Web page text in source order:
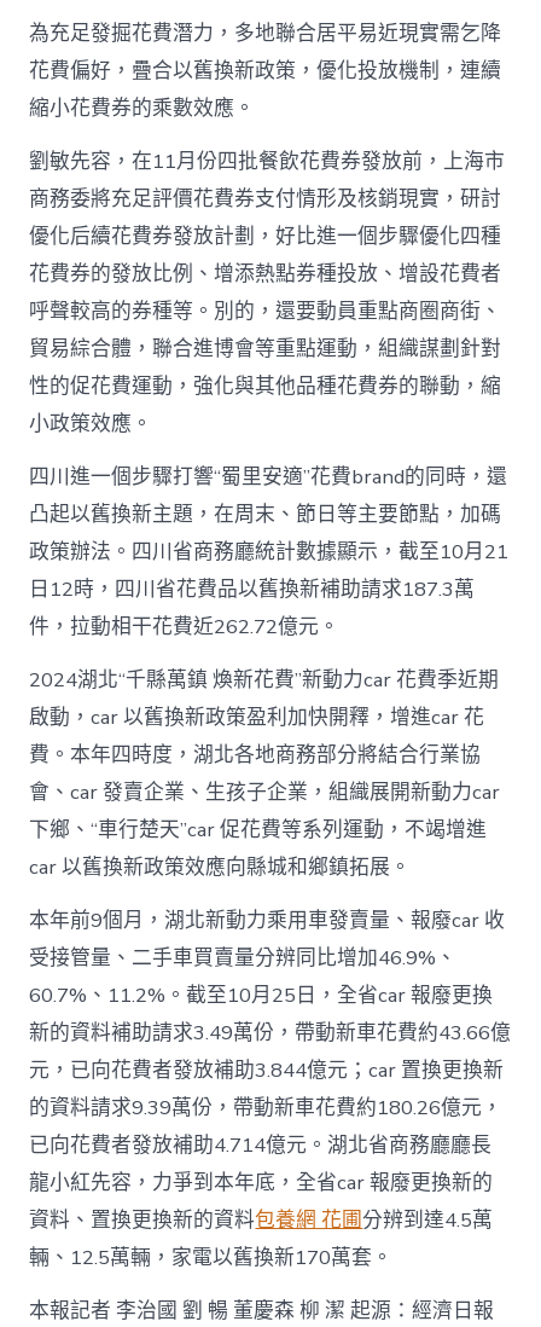
為充足發掘花費潛力，多地聯合居平易近現實需乞降
花費偏好，疊合以舊換新政策，優化投放機制，連續
縮小花費券的乘數效應。
劉敏先容，在11月份四批餐飲花費券發放前，上海市
商務委將充足評價花費券支付情形及核銷現實，研討
優化后續花費券發放計劃，好比進一個步驟優化四種
花費券的發放比例、增添熱點券種投放、增設花費者
呼聲較高的券種等。別的，還要動員重點商圈商街、
貿易綜合體，聯合進博會等重點運動，組織謀劃針對
性的促花費運動，強化與其他品種花費券的聯動，縮
小政策效應。
四川進一個步驟打響“蜀里安適”花費brand的同時，還
凸起以舊換新主題，在周末、節日等主要節點，加碼
政策辦法。四川省商務廳統計數據顯示，截至10月21
日12時，四川省花費品以舊換新補助請求187.3萬
件，拉動相干花費近262.72億元。
2024湖北“千縣萬鎮 煥新花費”新動力car 花費季近期
啟動，car 以舊換新政策盈利加快開釋，增進car 花
費。本年四時度，湖北各地商務部分將結合行業協
會、car 發賣企業、生孩子企業，組織展開新動力car
下鄉、“車行楚天”car 促花費等系列運動，不竭增進
car 以舊換新政策效應向縣城和鄉鎮拓展。
本年前9個月，湖北新動力乘用車發賣量、報廢car 收
受接管量、二手車買賣量分辨同比增加46.9%、
60.7%、11.2%。截至10月25日，全省car 報廢更換
新的資料補助請求3.49萬份，帶動新車花費約43.66億
元，已向花費者發放補助3.844億元；car 置換更換新
的資料請求9.39萬份，帶動新車花費約180.26億元，
已向花費者發放補助4.714億元。湖北省商務廳廳長
龍小紅先容，力爭到本年底，全省car 報廢更換新的
資料、置換更換新的資料包養網 花圃分辨到達4.5萬
輛、12.5萬輛，家電以舊換新170萬套。
本報記者 李治國 劉 暢 董慶森 柳 潔 起源：經濟日報